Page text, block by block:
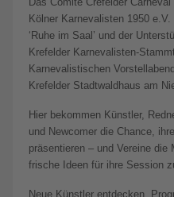
Kölner Karnevalisten 1950
‘Ruhe im Saal’ und der
Krefelder Karnevalisten-
Karnevalistischen
Krefelder Stadtwaldhaus am
Hier bekommen Künstler,
und Newcomer die Chance,
präsentieren – und Vereine
frische Ideen für ihre Session
Neue Künstler entdecken,